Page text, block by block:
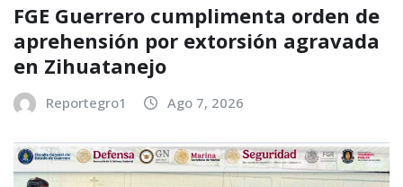
FGE Guerrero cumplimenta orden de
aprehensión por extorsión agravada
en Zihuatanejo
Reportegro1 Ago 7, 2026